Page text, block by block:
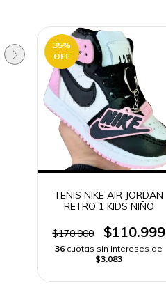
35%
OFF
TENIS NIKE AIR JORDAN
RETRO 1 KIDS NIÑO
$170.000 $110.999
36 cuotas sin intereses de
$3.083